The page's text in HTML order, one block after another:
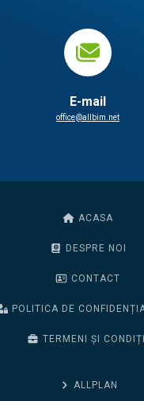
E-mail
office@allbim.net
ACASA
DESPRE NOI
CONTACT
POLITICA DE
TERMENI ȘI CONDIȚII
ALLPLAN